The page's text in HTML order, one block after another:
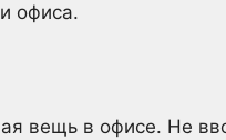
офиса.
вещь в офисе. Не